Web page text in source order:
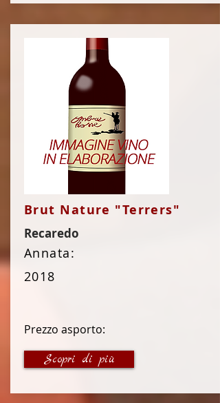
Brut Nature "Terrers"
Recaredo
Annata:
2018
Prezzo asporto:
35 €Scopri di più